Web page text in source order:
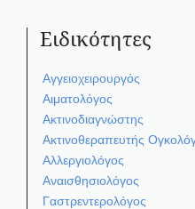
Ειδικότητες
Αγγειοχειρουργός
Αιματολόγος
Ακτινοδιαγνώστης
Ακτινοθεραπευτής
Αλλεργιολόγος
Αναισθησιολόγος
Γαστρεντερολόγος